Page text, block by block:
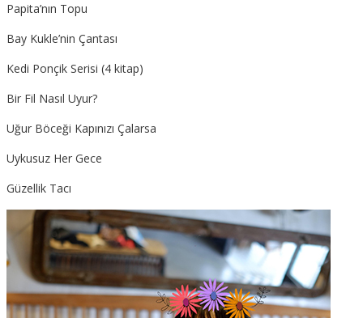
Papita’nın Topu
Bay Kukle’nin Çantası
Kedi Ponçik Serisi (4 kitap)
Bir Fil Nasıl Uyur?
Uğur Böceği Kapınızı Çalarsa
Uykusuz Her Gece
Güzellik Tacı